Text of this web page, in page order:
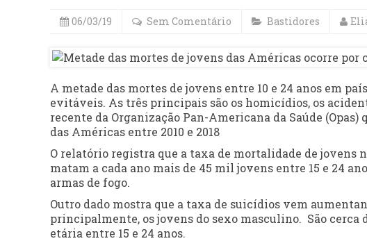
06/03/19 Sem Comentário Bastidores
A metade das mortes de jovens entre 10 e 24 anos em
evitáveis. As três principais são os homicídios, os
recente da Organização Pan-Americana da Saúde
das Américas entre 2010 e 2018
O relatório registra que a taxa de mortalidade de jovens
matam a cada ano mais de 45 mil jovens entre 15 e 24
armas de fogo.
Outro dado mostra que a taxa de suicídios vem
principalmente, os jovens do sexo masculino. São
etária entre 15 e 24 anos.